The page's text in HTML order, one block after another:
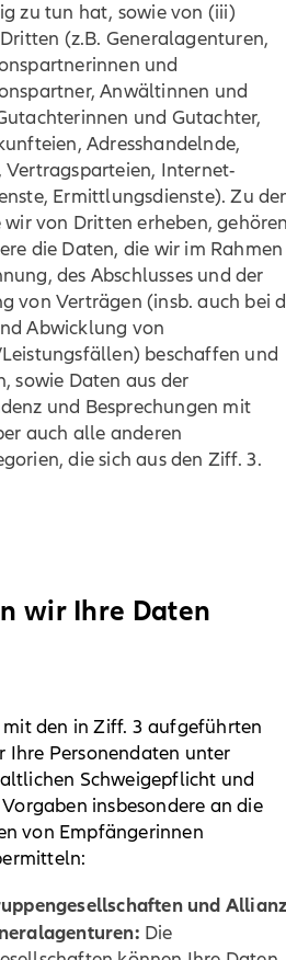
zu tun hat, sowie von (iii)
(z.B. Generalagenturen,
und
Anwältinnen und
und Gutachter,
Adresshandelnde,
Vertragsparteien, Internet-
Ermittlungsdienste). Zu
wir von Dritten erheben,
die Daten, die wir im Rahmen
des Abschlusses und der
von Verträgen (insb. auch bei
Abwicklung von
beschaffen und
sowie Daten aus der
und Besprechungen mit
auch alle anderen
die sich aus den Ziff. 3.
wir Ihre Daten
den in Ziff. 3 aufgeführten
Ihre Personendaten unter
Schweigepflicht und
insbesondere an die
von Empfängerinnen
und
Die